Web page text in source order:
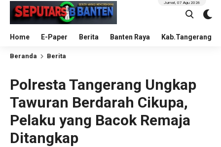
Home E-Paper Berita Banten Raya Kab.Tangerang
Jumat, 07 Agu 2026
Beranda Berita
Polresta Tangerang Ungkap
Tawuran Berdarah Cikupa,
Pelaku yang Bacok Remaja
Ditangkap